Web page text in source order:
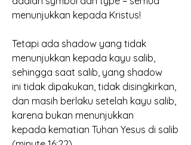
menunjukkan kepada Kristus!
Tetapi ada shadow yang tidak
menunjukkan kepada kayu salib,
sehingga saat salib, yang shadow
ini tidak dipakukan, tidak disingkirkan,
dan masih berlaku setelah kayu salib,
karena bukan menunjukkan
kepada kematian Tuhan Yesus di salib